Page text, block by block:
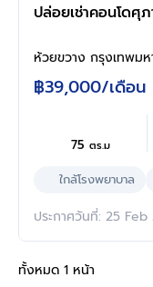
ปล่อยเช่าคอนโดศุ
ห้วยขวาง กรุงเทพม
฿39,000/เดือน
75 ตร.ม
ใกล้โรงพยาบาล
ประกาศวันที่: 25 Feb
ทั้งหมด 1 หน้า